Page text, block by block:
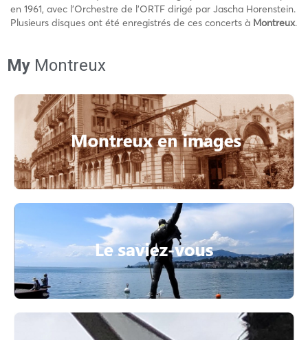
en 1961, avec l’Orchestre de l’ORTF dirigé par Jascha Horenstein.
Plusieurs disques ont été enregistrés de ces concerts à Montreux.
My Montreux